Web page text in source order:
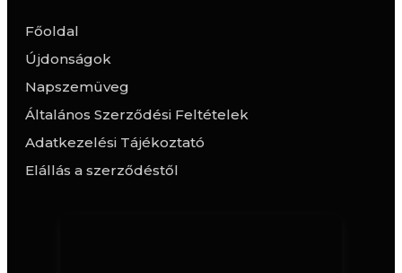
Főoldal
Újdonságok
Napszemüveg
Általános Szerződési Feltételek
Adatkezelési Tájékoztató
Elállás a szerződéstől